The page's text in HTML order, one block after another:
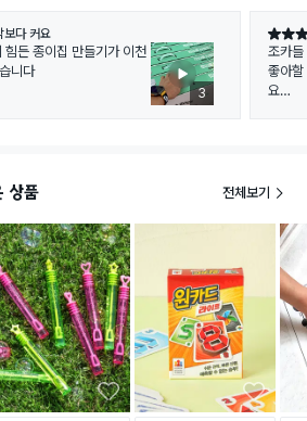
보다 커요
힘든 종이집 만들기가 이천
니다
고합니다
을 잡아먹지만 아이가 좋
다이소레어템 인것 같습
매시도 해보는것도 나쁘
점에 재고가 정말 많았어요
3
별점 5
조카들
좋아할
요
상품 전체보기